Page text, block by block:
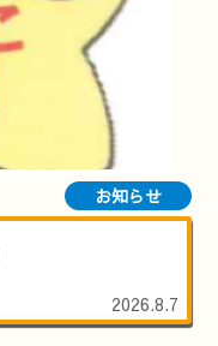
お知らせ
2026.8.7